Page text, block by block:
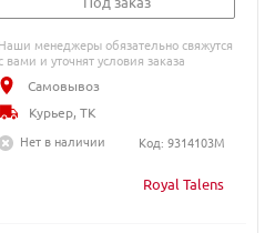
Royal Talens
Наши менеджеры обязательно свяжутся
вами и уточнят условия заказа
Самовывоз
Курьер, ТК
Нет в наличии
Код: 9314103M